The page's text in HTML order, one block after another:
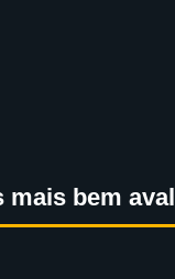
mais bem